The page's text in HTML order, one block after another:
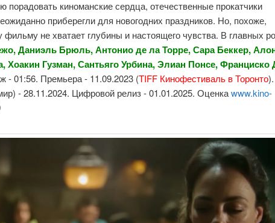
порадовать киноманские сердца, отечественные прокатчики
приберегли для новогодних праздников. Но, похоже,
фильму не хватает глубины и настоящего чувства. В главных
Даниэль Брюль, Антонио де ла Торре, Сара Беккер,
Хоакин Гузман, Сантьяго Урбина, Элиан Понсе, Франциско
- 01:56. Премьера - 11.09.2023 (TIFF Кинофестиваль в Торонто).
- 28.11.2024. Цифровой релиз - 01.01.2025. Оценкаwww.kino-